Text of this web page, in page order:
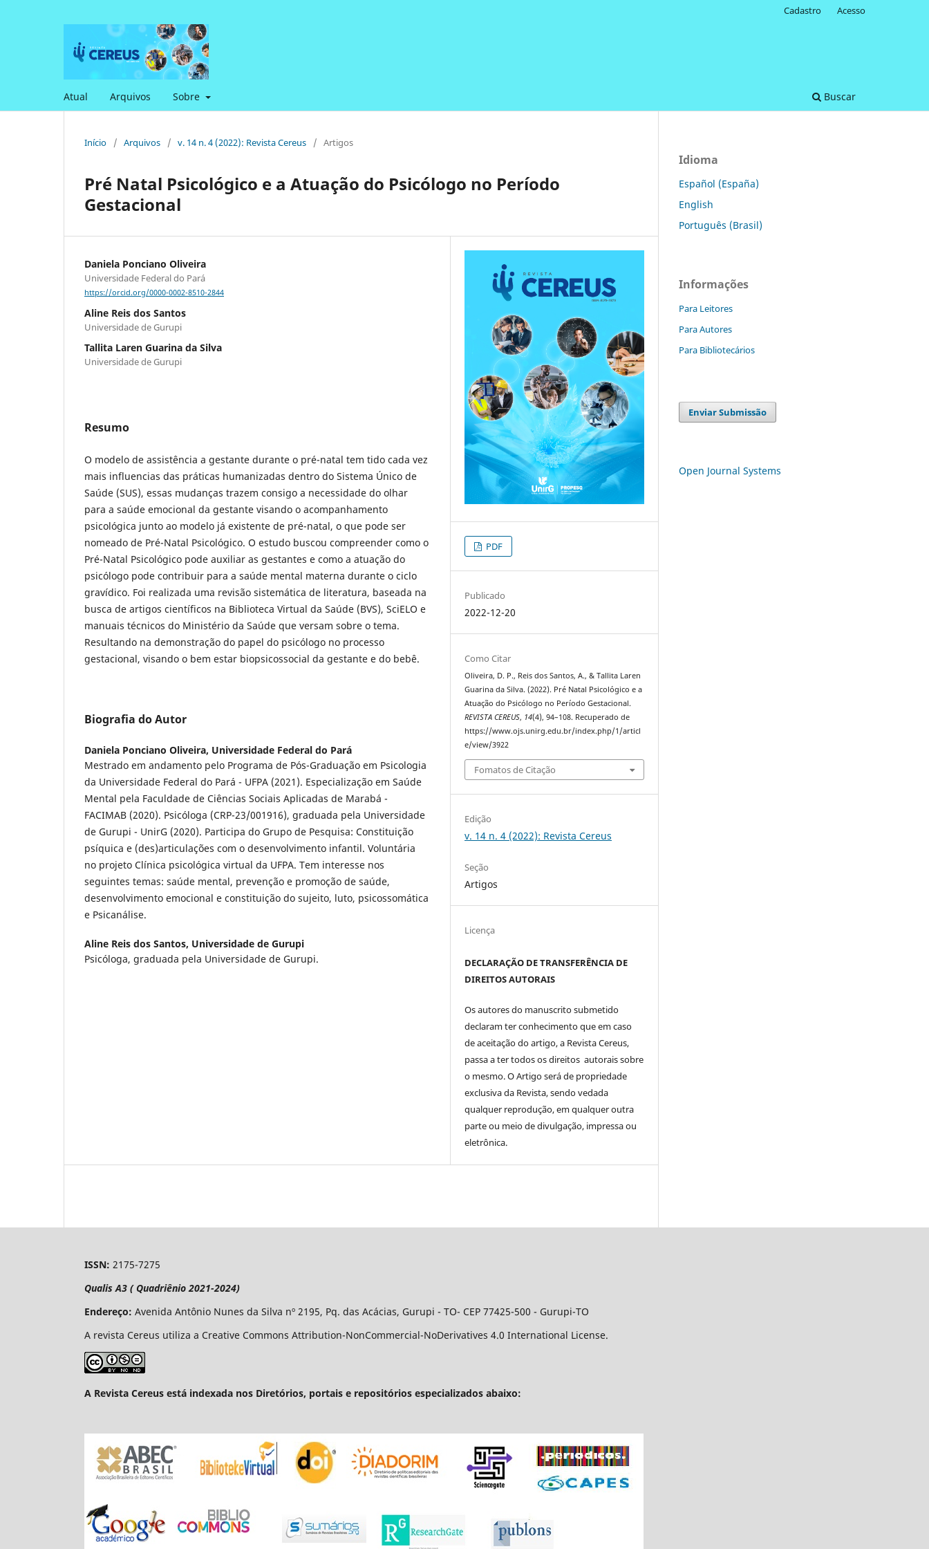
Atual Arquivos Sobre Buscar
Cadastro Acesso
Início / Arquivos / v. 14 n. 4 (2022): Revista Cereus / Artigos
Pré Natal Psicológico e a Atuação do Psicólogo no Período
Gestacional
Daniela Ponciano Oliveira
Universidade Federal do Pará
https://orcid.org/0000-0002-8510-2844
Aline Reis dos Santos
Universidade de Gurupi
Tallita Laren Guarina da Silva
Universidade de Gurupi
Resumo
O modelo de assistência a gestante durante o pré-natal tem tido cada vez
mais influencias das práticas humanizadas dentro do Sistema Único de
Saúde (SUS), essas mudanças trazem consigo a necessidade do olhar
para a saúde emocional da gestante visando o acompanhamento
psicológica junto ao modelo já existente de pré-natal, o que pode ser
nomeado de Pré-Natal Psicológico. O estudo buscou compreender como o
Pré-Natal Psicológico pode auxiliar as gestantes e como a atuação do
psicólogo pode contribuir para a saúde mental materna durante o ciclo
gravídico. Foi realizada uma revisão sistemática de literatura, baseada na
busca de artigos científicos na Biblioteca Virtual da Saúde (BVS), SciELO e
manuais técnicos do Ministério da Saúde que versam sobre o tema.
Resultando na demonstração do papel do psicólogo no processo
gestacional, visando o bem estar biopsicossocial da gestante e do bebê.
Biografia do Autor
Daniela Ponciano Oliveira, Universidade Federal do Pará
Mestrado em andamento pelo Programa de Pós-Graduação em Psicologia
da Universidade Federal do Pará - UFPA (2021). Especialização em Saúde
Mental pela Faculdade de Ciências Sociais Aplicadas de Marabá -
FACIMAB (2020). Psicóloga (CRP-23/001916), graduada pela Universidade
de Gurupi - UnirG (2020). Participa do Grupo de Pesquisa: Constituição
psíquica e (des)articulações com o desenvolvimento infantil. Voluntária
no projeto Clínica psicológica virtual da UFPA. Tem interesse nos
seguintes temas: saúde mental, prevenção e promoção de saúde,
desenvolvimento emocional e constituição do sujeito, luto, psicossomática
e Psicanálise.
Aline Reis dos Santos, Universidade de Gurupi
Psicóloga, graduada pela Universidade de Gurupi.
PDF
Publicado
2022-12-20
Como Citar
Oliveira, D. P., Reis dos Santos, A., & Tallita Laren
Guarina da Silva. (2022). Pré Natal Psicológico e a
Atuação do Psicólogo no Período Gestacional.
REVISTA CEREUS, 14(4), 94–108. Recuperado de
https://www.ojs.unirg.edu.br/index.php/1/articl
e/view/3922
Fomatos de Citação
Edição
v. 14 n. 4 (2022): Revista Cereus
Seção
Artigos
Licença
DECLARAÇÃO DE TRANSFERÊNCIA DE
DIREITOS AUTORAIS
Os autores do manuscrito submetido
declaram ter conhecimento que em caso
de aceitação do artigo, a Revista Cereus,
passa a ter todos os direitos autorais sobre
o mesmo. O Artigo será de propriedade
exclusiva da Revista, sendo vedada
qualquer reprodução, em qualquer outra
parte ou meio de divulgação, impressa ou
eletrônica.
Idioma
Español (España)
English
Português (Brasil)
Informações
Para Leitores
Para Autores
Para Bibliotecários
Enviar Submissão
Open Journal Systems
ISSN: 2175-7275
Qualis A3 ( Quadriênio 2021-2024)
Endereço: Avenida Antônio Nunes da Silva nº 2195, Pq. das Acácias, Gurupi - TO- CEP 77425-500 - Gurupi-TO
A revista Cereus utiliza a Creative Commons Attribution-NonCommercial-NoDerivatives 4.0 International License.
A Revista Cereus está indexada nos Diretórios, portais e repositórios especializados abaixo: